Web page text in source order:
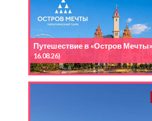
Путешествие в «Остров Мечты»
16.08.26)